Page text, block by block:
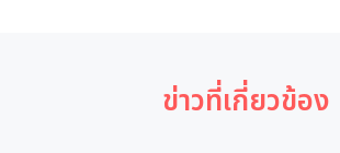
ข่าวที่เกี่ยวข้อง